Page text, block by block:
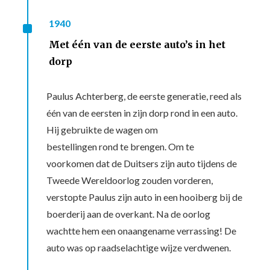
^ 1940
Met één van de eerste auto’s in het
dorp
Paulus Achterberg, de eerste generatie, reed als
één van de eersten in zijn dorp rond in een auto.
Hij gebruikte de wagen om
bestellingen rond te brengen. Om te
voorkomen dat de Duitsers zijn auto tijdens de
Tweede Wereldoorlog zouden vorderen,
verstopte Paulus zijn auto in een hooiberg bij de
boerderij aan de overkant. Na de oorlog
wachtte hem een onaangename verrassing! De
auto was op raadselachtige wijze verdwenen.